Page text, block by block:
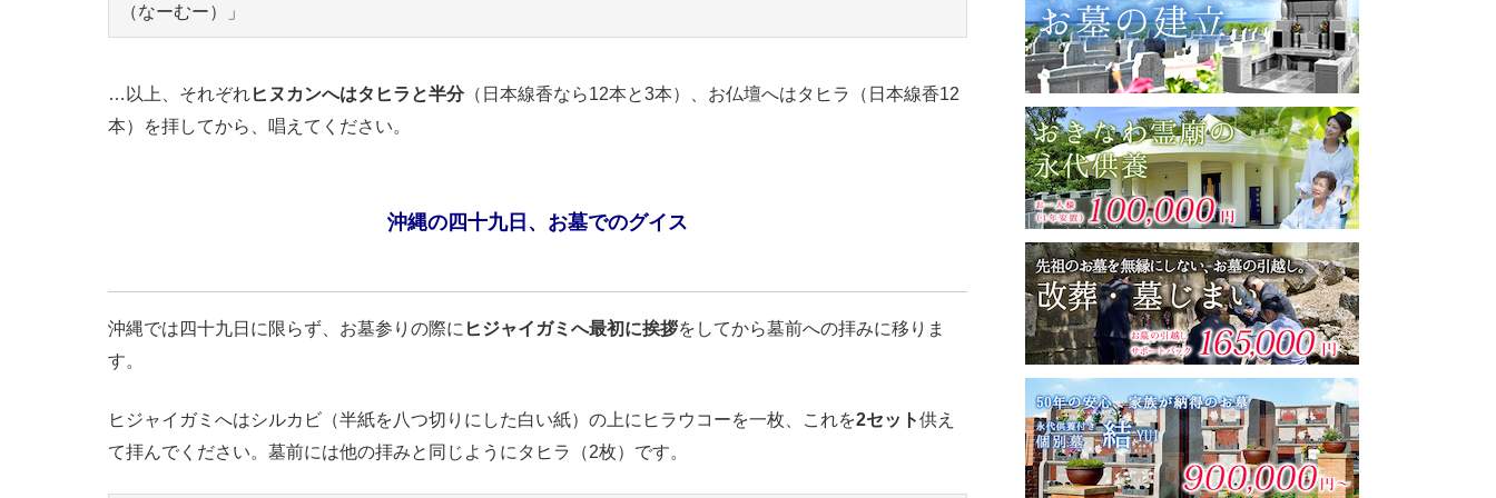
（なーむー）」
…以上、それぞれヒヌカンへはタヒラと半分（日本線香なら12本と3本）、お仏壇へはタヒラ（日本線香12
本）を拝してから、唱えてください。
沖縄の四十九日、お墓でのグイス
沖縄では四十九日に限らず、お墓参りの際に ヒジャイガミへ最初に挨拶をしてから墓前への拝みに移りま
す。
ヒジャイガミへはシルカビ（半紙を八つ切りにした白い紙）の上にヒラウコーを一枚、これを2セット供え
て拝んでください。墓前には他の拝みと同じようにタヒラ（2枚）です。